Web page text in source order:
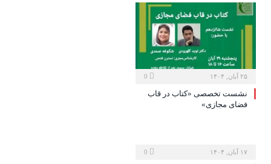
۲۵ آبان, ۱۴۰۴
نشست تخصصی «کتاب در قاب
فضای مجازی»
۱۷ آبان, ۱۴۰۴